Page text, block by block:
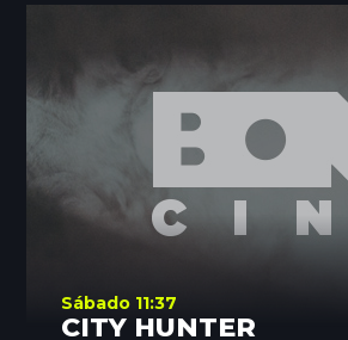
Sábado 11:37
CITY HUNTER